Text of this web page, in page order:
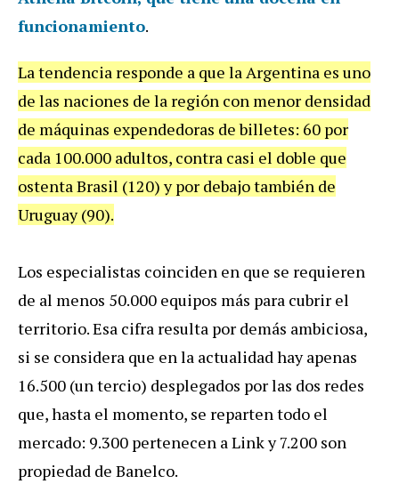
funcionamiento.
La tendencia responde a que la Argentina es uno
de las naciones de la región con menor densidad
de máquinas expendedoras de billetes: 60 por
cada 100.000 adultos, contra casi el doble que
ostenta Brasil (120) y por debajo también de
Uruguay (90).
Los especialistas coinciden en que se requieren
de al menos 50.000 equipos más para cubrir el
territorio. Esa cifra resulta por demás ambiciosa,
si se considera que en la actualidad hay apenas
16.500 (un tercio) desplegados por las dos redes
que, hasta el momento, se reparten todo el
mercado: 9.300 pertenecen a Link y 7.200 son
propiedad de Banelco.